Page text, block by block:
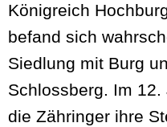
Königreich
befand sich
Siedlung mit Burg
Schlossberg. Im
die Zähringer ihre